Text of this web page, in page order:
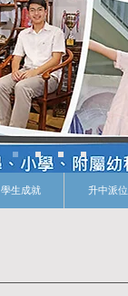
學生成就 升中派位